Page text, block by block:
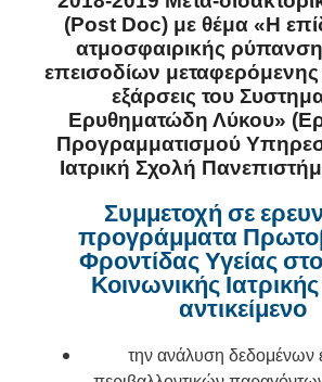
(Post Doc) με θέμα «Η
ατμοσφαιρικής
επεισοδίων μεταφερόμενης
εξάρσεις του
Ερυθηματώδη Λύκου»
Προγραμματισμού
Ιατρική Σχολή
Συμμετοχή σε
προγράμματα
Φροντίδας Υγείας
Κοινωνικής
αντικείμενο
την ανάλυση δεδομένων